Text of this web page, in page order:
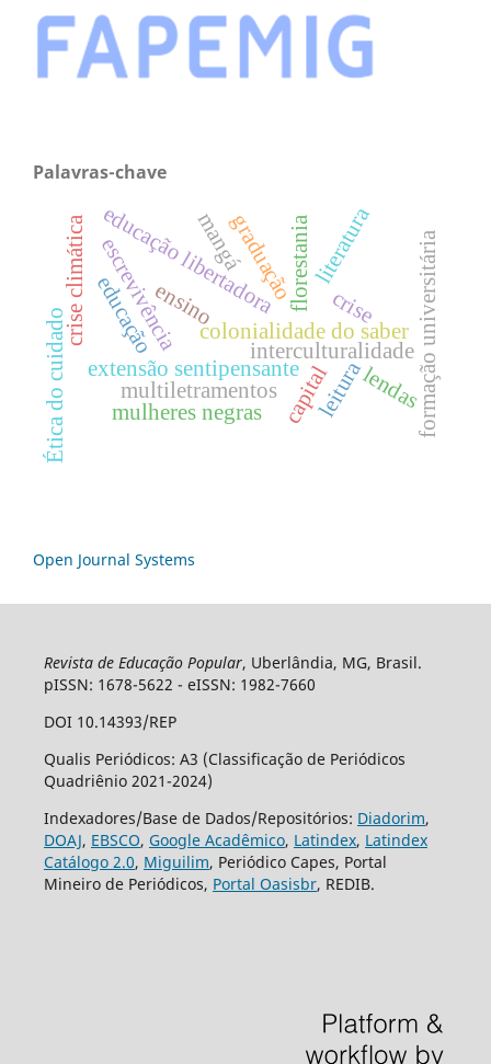
Palavras-chave
extensão sentipensante
colonialidade do saber
educação libertadoraflorestania
Ética do cuidado interculturalidade
crise climática crise
capital
multiletramentos formação universitária
ensino graduação
escrevivência literatura
educação
mulheres negras
mangá
leituralendas
Open Journal Systems
Revista de Educação Popular, Uberlândia, MG, Brasil.
pISSN: 1678-5622 - eISSN: 1982-7660
DOI 10.14393/REP
Qualis Periódicos: A3 (Classificação de Periódicos
Quadriênio 2021-2024)
Indexadores/Base de Dados/Repositórios: Diadorim,
DOAJ, EBSCO, Google Acadêmico, Latindex, Latindex
Catálogo 2.0, Miguilim, Periódico Capes, Portal
Mineiro de Periódicos, Portal Oasisbr, REDIB.